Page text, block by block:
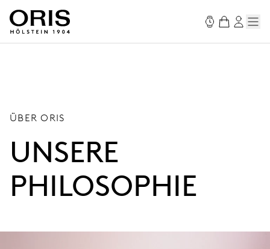
ÜBER ORIS
UNSERE
PHILOSOPHIE